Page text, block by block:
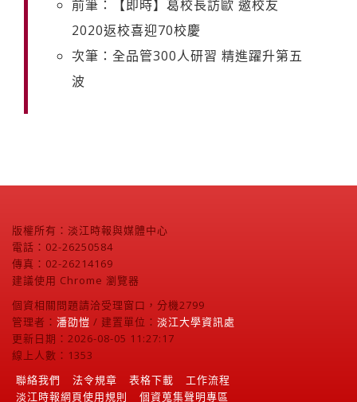
前筆：【即時】葛校長訪歐 邀校友
2020返校喜迎70校慶
次筆：全品管300人研習 精進躍升第五
波
版權所有：淡江時報與媒體中心
電話：02-26250584
傳真：02-26214169
建議使用 Chrome 瀏覽器
個資相關問題請洽受理窗口，分機2799
管理者： 潘劭愷 / 建置單位： 淡江大學資訊處
更新日期：2026-08-05 11:27:17
線上人數：1353
聯絡我們
法令規章 表格下載
工作流程
淡江時報網頁使用規則
個資蒐集聲明專區